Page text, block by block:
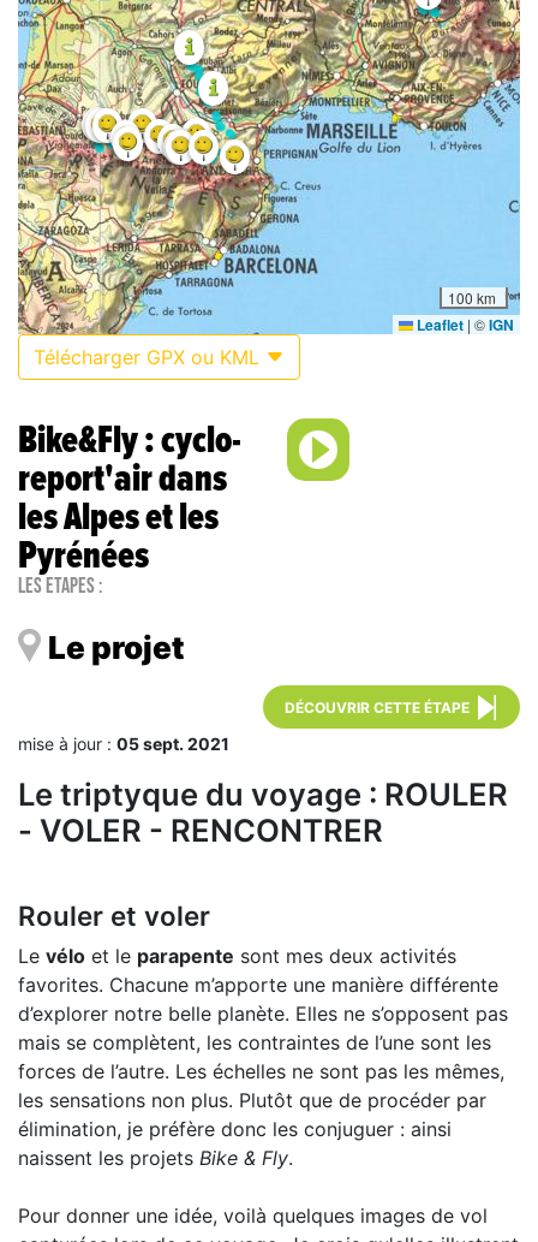
100 km
Leaflet | ©IGN
Télécharger GPX ou KML
Bike&Fly : cyclo-
report'air dans
les Alpes et les
Pyrénées
Les étapes :
Le projet
DÉCOUVRIR CETTE ÉTAPE
mise à jour : 05 sept. 2021
Le triptyque du voyage : ROULER
- VOLER - RENCONTRER
Rouler et voler
Le vélo et le parapente sont mes deux activités
favorites. Chacune m’apporte une manière différente
d’explorer notre belle planète. Elles ne s’opposent pas
mais se complètent, les contraintes de l’une sont les
forces de l’autre. Les échelles ne sont pas les mêmes,
les sensations non plus. Plutôt que de procéder par
élimination, je préfère donc les conjuguer : ainsi
naissent les projets Bike & Fly.
Pour donner une idée, voilà quelques images de vol